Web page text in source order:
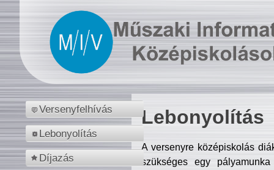
Versenyfelhívás
Lebonyolítás
Díjazás
Lebonyolítás
A versenyre középiskolás
szükséges egy